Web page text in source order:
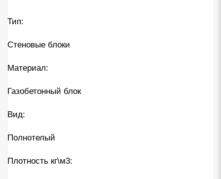
Тип:
Стеновые блоки
Материал:
Газобетонный блок
Вид:
Полнотелый
Плотность кг\м3: